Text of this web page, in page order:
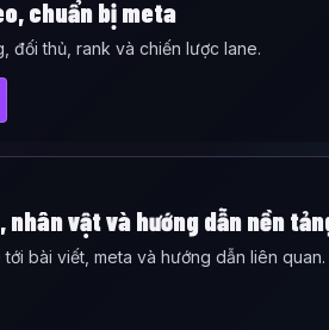
chuẩn bị meta
đối thủ, rank và chiến lược lane.
nhân vật và hướng dẫn nền
bài viết, meta và hướng dẫn liên quan.